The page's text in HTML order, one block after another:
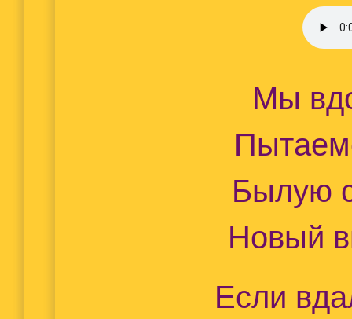
Мы
Былую
Новый
Если